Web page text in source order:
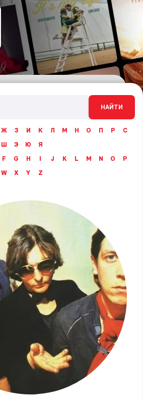
НАЙТИ
Ж З И К Л М Н О П Р
С
Ш Э Ю
Я
F G H I J K L M N O
P
W X Y Z